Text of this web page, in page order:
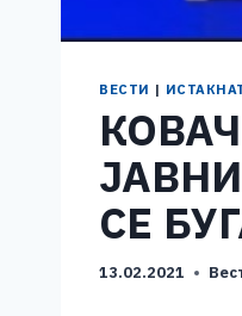
ВЕСТИ |
СЕ
13.02.2021